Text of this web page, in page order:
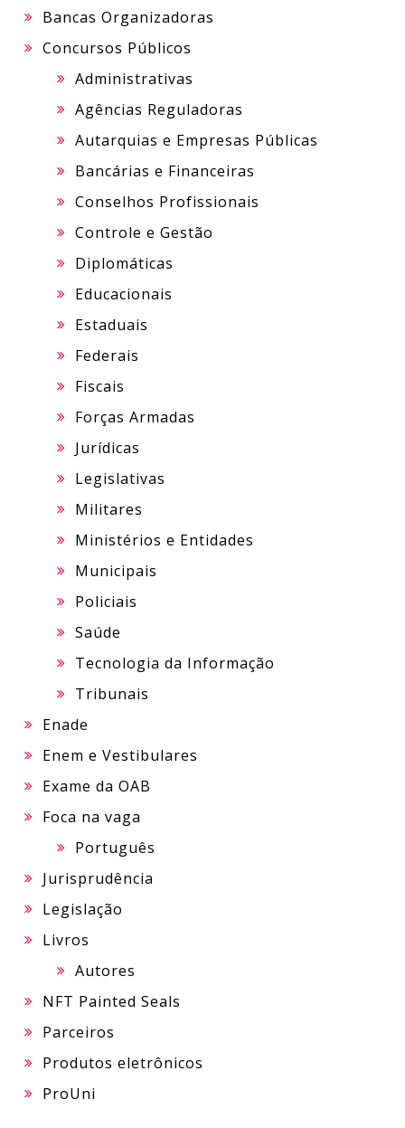
Bancas Organizadoras
Concursos Públicos
Administrativas
Agências Reguladoras
Autarquias e Empresas Públicas
Bancárias e Financeiras
Conselhos Profissionais
Controle e Gestão
Diplomáticas
Educacionais
Estaduais
Federais
Fiscais
Forças Armadas
Jurídicas
Legislativas
Militares
Ministérios e Entidades
Municipais
Policiais
Saúde
Tecnologia da Informação
Tribunais
Enade
Enem e Vestibulares
Exame da OAB
Foca na vaga
Português
Jurisprudência
Legislação
Livros
Autores
NFT Painted Seals
Parceiros
Produtos eletrônicos
ProUni